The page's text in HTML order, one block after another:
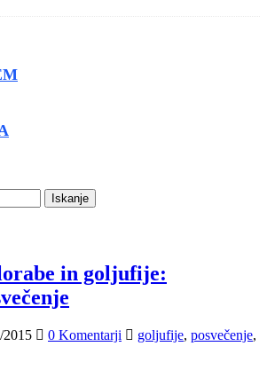
Iskanje
in goljufije:
2015 0 Komentarji goljufije, posvečenje,